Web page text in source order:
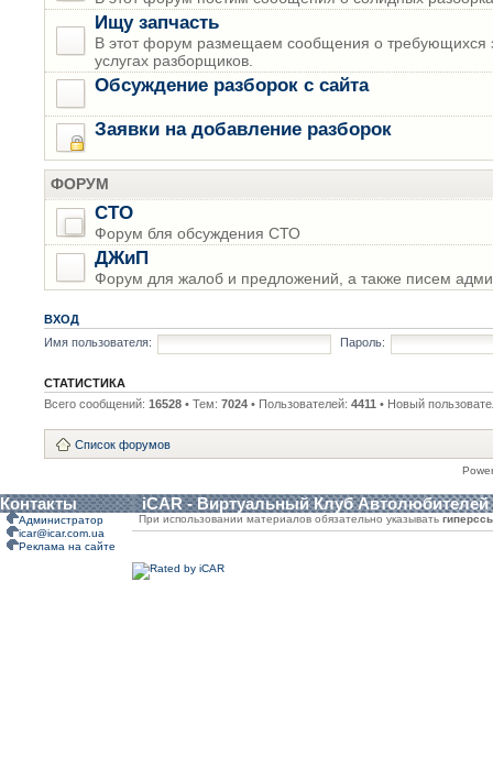
Ищу запчасть
В этот форум размещаем сообщения о требующихся
услугах разборщиков.
Обсуждение разборок с сайта
Заявки на добавление разборок
ФОРУМ
СТО
Форум бля обсуждения СТО
ДЖиП
Форум для жалоб и предложений, а также писем
ВХОД
Имя пользователя:
Пароль:
СТАТИСТИКА
Всего сообщений: 16528 • Тем: 7024 • Пользователей: 4411 • Новый
Список форумов
Контакты iCAR - Виртуальный Клуб Автолюбителей
Администратор
icar@icar.com.ua
Реклама на сайте
При использовании материалов обязательно указывать